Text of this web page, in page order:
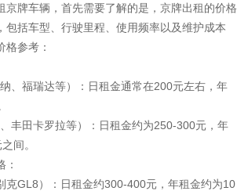
京牌车辆，首先需要了解的是，京牌出租的价格
包括车型、行驶里程、使用频率以及维护成本
格参考：
、福瑞达等）：日租金通常在200元左右，年
丰田卡罗拉等）：日租金约为250-300元，年
间。
克GL8）：日租金约300-400元，年租金约为10